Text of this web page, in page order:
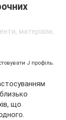
J профіль.
що